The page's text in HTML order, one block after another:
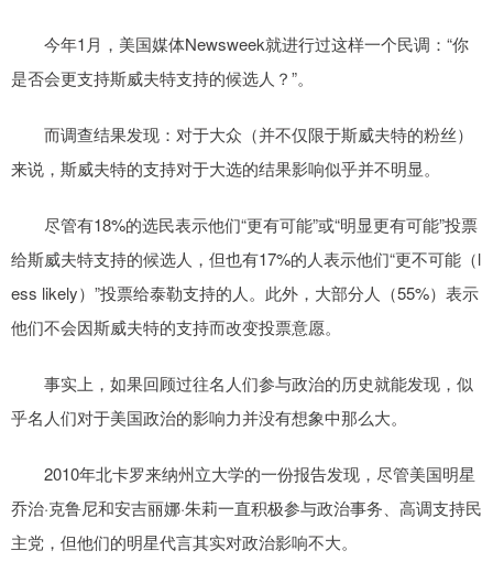
今年1月，美国媒体Newsweek就进行过这样一个民调：“你
是否会更支持斯威夫特支持的候选人？”。
而调查结果发现：对于大众（并不仅限于斯威夫特的粉丝）
来说，斯威夫特的支持对于大选的结果影响似乎并不明显。
尽管有18%的选民表示他们“更有可能”或“明显更有可能”投票
给斯威夫特支持的候选人，但也有17%的人表示他们“更不可能（l
ess likely）”投票给泰勒支持的人。此外，大部分人（55%）表示
他们不会因斯威夫特的支持而改变投票意愿。
事实上，如果回顾过往名人们参与政治的历史就能发现，似
乎名人们对于美国政治的影响力并没有想象中那么大。
2010年北卡罗来纳州立大学的一份报告发现，尽管美国明星
乔治·克鲁尼和安吉丽娜·朱莉一直积极参与政治事务、高调支持民
主党，但他们的明星代言其实对政治影响不大。